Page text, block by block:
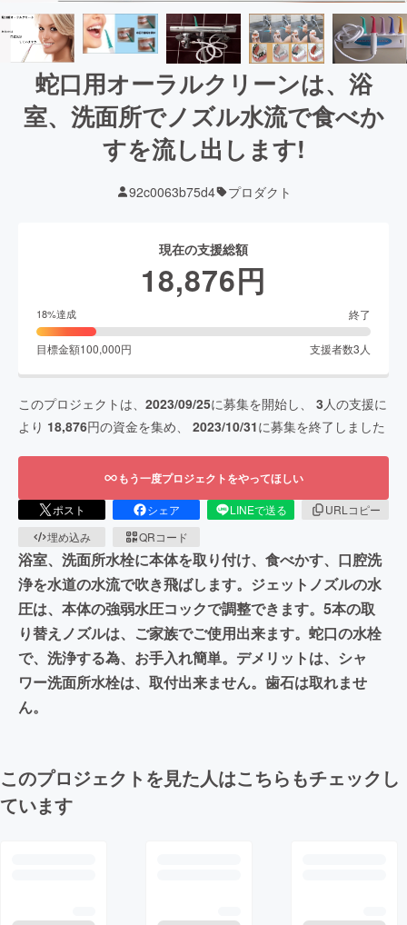
蛇口用オーラルクリーンは、浴
室、洗面所でノズル水流で食べか
すを流し出します!
92c0063b75d4 プロダクト
現在の支援総額
18,876円
18%達成 終了
目標金額100,000円 支援者数3 人
このプロジェクトは、 2023/09/25に募集を開始し、 3 人の支援に
より 18,876円の資金を集め、 2023/10/31に募集を終了しました
もう一度プロジェクトをやってほしい
ポスト シェア LINEで送る
URLコピー
埋め込み
QRコード
浴室、洗面所水栓に本体を取り付け、食べかす、口腔洗
浄を水道の水流で吹き飛ばします。ジェットノズルの水
圧は、本体の強弱水圧コックで調整できます。5本の取
り替えノズルは、ご家族でご使用出来ます。蛇口の水栓
で、洗浄する為、お手入れ簡単。デメリットは、シャ
ワー洗面所水栓は、取付出来ません。歯石は取れませ
ん。
このプロジェクトを見た人はこちらもチェックし
ています